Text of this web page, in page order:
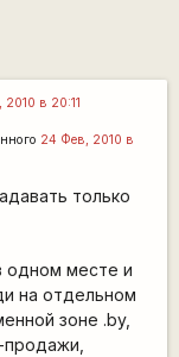
в 20:11
24 Фев, 2010 в
только
одном месте и
на отдельном
зоне .by,